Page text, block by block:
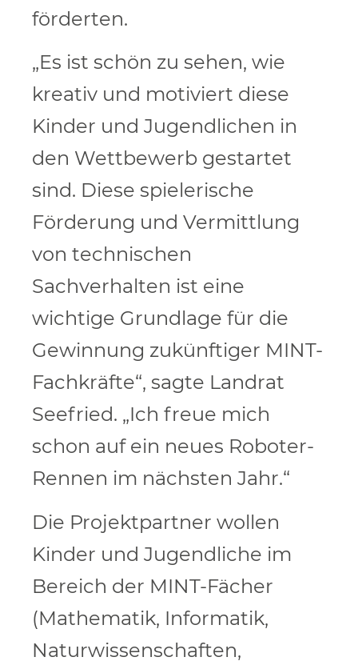
förderten.
„Es ist schön zu sehen, wie
kreativ und motiviert diese
Kinder und Jugendlichen in
den Wettbewerb gestartet
sind. Diese spielerische
Förderung und Vermittlung
von technischen
Sachverhalten ist eine
wichtige Grundlage für die
Gewinnung zukünftiger MINT-
Fachkräfte“, sagte Landrat
Seefried. „Ich freue mich
schon auf ein neues Roboter-
Rennen im nächsten Jahr.“
Die Projektpartner wollen
Kinder und Jugendliche im
Bereich der MINT-Fächer
(Mathematik, Informatik,
Naturwissenschaften,